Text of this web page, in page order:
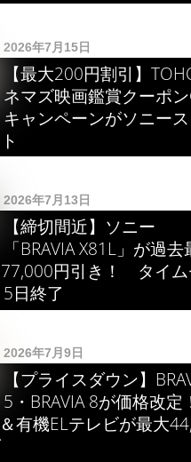
2026年7月15日
【最大200円割引】
ネマズ映画鑑賞クーポ
キャンペーンがソニー
2026年7月13日
【締切間近】ソニー
「BRAVIA X81L」が過去
円引き！ タイム
日終了
2026年7月9日
【プライスダウン】
5・BRAVIA 8が価格改定
有機ELテレビが最大